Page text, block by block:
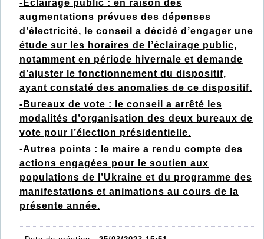
-Eclairage public : en raison des
augmentations prévues des dépenses
d’électricité, le conseil a décidé d’engager une
étude sur les horaires de l’éclairage public,
notamment en période hivernale et demande
d’ajuster le fonctionnement du dispositif,
ayant constaté des anomalies de ce dispositif.
-Bureaux de vote : le conseil a arrêté les
modalités d’organisation des deux bureaux de
vote pour l’élection présidentielle.
-Autres points : le maire a rendu compte des
actions engagées pour le soutien aux
populations de l’Ukraine et du programme des
manifestations et animations au cours de la
présente année.